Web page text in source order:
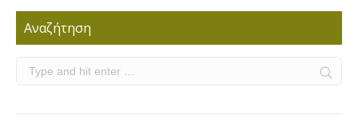
Αναζήτηση